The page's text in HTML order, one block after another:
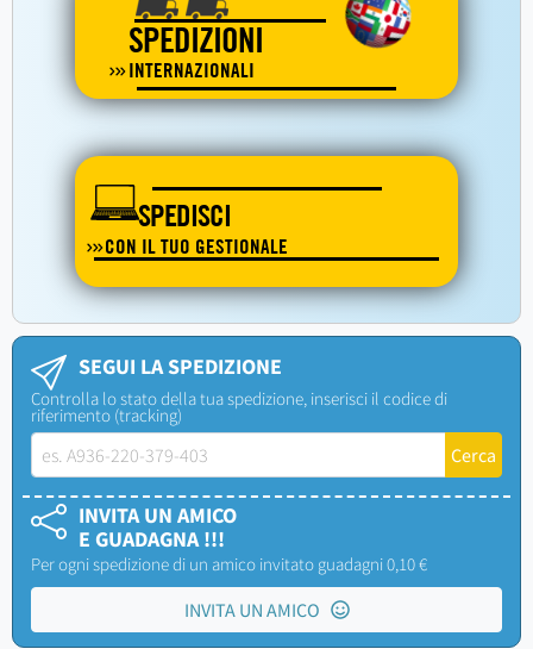
SPEDIZIONI
INTERNAZIONALI
SPEDISCI
CON IL TUO GESTIONALE
SEGUI LA SPEDIZIONE
Controlla lo stato della tua spedizione, inserisci il codice di
riferimento (tracking)
INVITA UN AMICO
E GUADAGNA !!!
Per ogni spedizione di un amico invitato guadagni 0,10 €
INVITA UN AMICO